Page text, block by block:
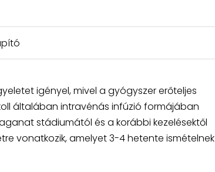
igényel, mivel a gyógyszer erőteljes
általában intravénás infúzió formájában
stádiumától és a korábbi kezelésektől
vonatkozik, amelyet 3-4 hetente ismételnek